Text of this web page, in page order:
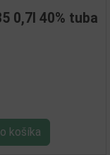
0,7l 40% tuba